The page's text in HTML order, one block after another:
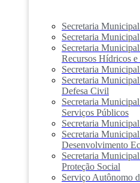
Secretaria
Secretaria
Secretaria
Recursos Hídricos
Secretaria
Secretaria
Defesa Civil
Secretaria
Serviços Públicos
Secretaria
Secretaria
Desenvolvimento
Secretaria
Proteção Social
Serviço Autônomo